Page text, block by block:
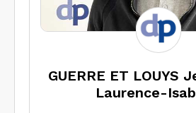
GUERRE ET LOUYS
Laurence-